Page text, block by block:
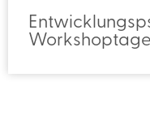
Workshoptage